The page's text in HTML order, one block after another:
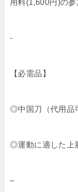
用料(1,600円)の参
-
【必需品】
◎中国刀（代用品
◎運動に適した上
–